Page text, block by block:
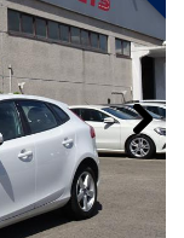
Next